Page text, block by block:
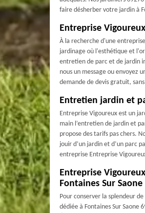
faire désherber votre jardin à
Entreprise
À la recherche d'une
jardinage où l'esthétique et
entretien de parc et de jardin
nous un message ou envoyez
demande de devis gratuit,
Entretien jardin et
Entreprise Vigoureux est un
main l’entretien de jardin et
propose des tarifs pas chers.
jouir d’un jardin et d’un parc
entreprise Entreprise
Entreprise
Fontaines Sur Saone
Pour conserver la splendeur
dédiée à Fontaines Sur Saone